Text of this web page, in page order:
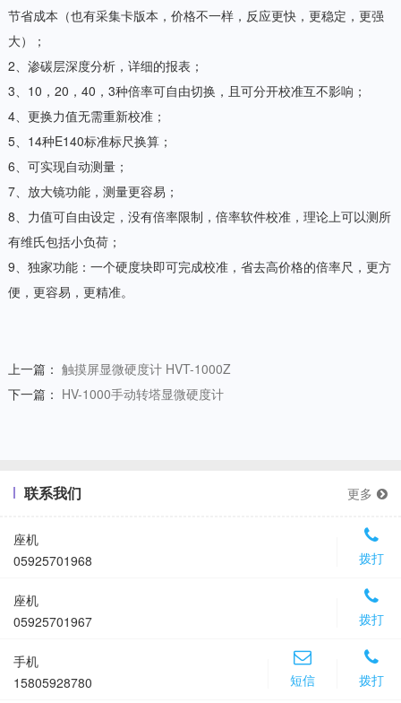
节省成本（也有采集卡版本，价格不一样，反应更快，更稳定，更强
大）；
2、渗碳层深度分析，详细的报表；
3、10，20，40，3种倍率可自由切换，且可分开校准互不影响；
4、更换力值无需重新校准；
5、14种E140标准标尺换算；
6、可实现自动测量；
7、放大镜功能，测量更容易；
8、力值可自由设定，没有倍率限制，倍率软件校准，理论上可以测所
有维氏包括小负荷；
9、独家功能：一个硬度块即可完成校准，省去高价格的倍率尺，更方
便，更容易，更精准。
上一篇： 触摸屏显微硬度计 HVT-1000Z
下一篇： HV-1000手动转塔显微硬度计
联系我们 更多
拨打
座机
05925701968
拨打
座机
05925701967
拨打
短信
手机
15805928780